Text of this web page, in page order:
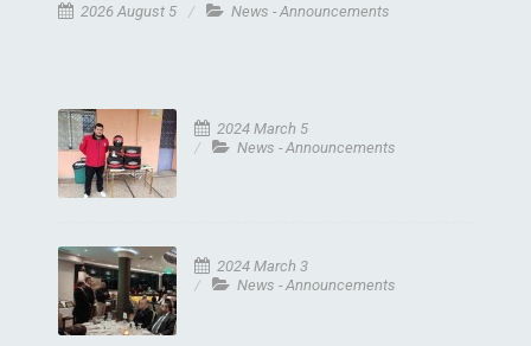
2026 August 5 News - Announcements
2024 March 5
News - Announcements
2024 March 3
News - Announcements